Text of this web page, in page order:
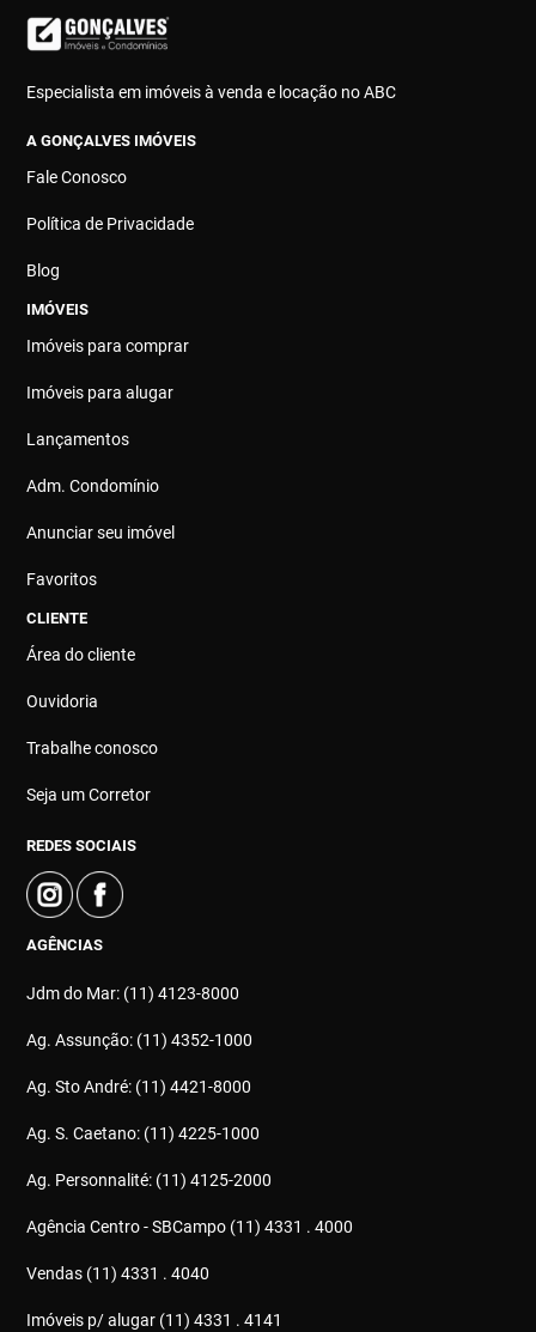
Especialista em imóveis à venda e locação no ABC
A GONÇALVES IMÓVEIS
Fale Conosco
Política de Privacidade
Blog
IMÓVEIS
Imóveis para comprar
Imóveis para alugar
Lançamentos
Adm. Condomínio
Anunciar seu imóvel
Favoritos
CLIENTE
Área do cliente
Ouvidoria
Trabalhe conosco
Seja um Corretor
REDES SOCIAIS
AGÊNCIAS
Jdm do Mar: (11) 4123-8000
Ag. Assunção: (11) 4352-1000
Ag. Sto André: (11) 4421-8000
Ag. S. Caetano: (11) 4225-1000
Ag. Personnalité: (11) 4125-2000
Agência Centro - SBCampo (11) 4331 . 4000
Vendas (11) 4331 . 4040
Imóveis p/ alugar (11) 4331 . 4141